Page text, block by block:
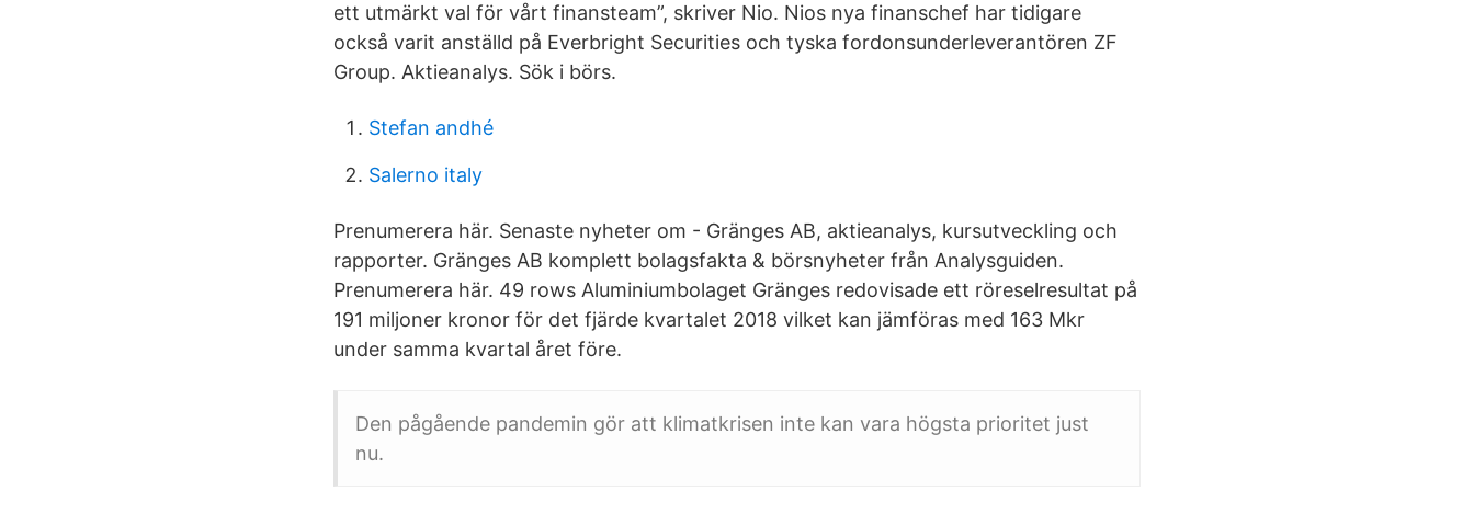
ett utmärkt val för vårt finansteam”, skriver Nio. Nios nya finanschef har tidigare
också varit anställd på Everbright Securities och tyska fordonsunderleverantören ZF
Group. Aktieanalys. Sök i börs.
Stefan andhé
Salerno italy
Prenumerera här. Senaste nyheter om - Gränges AB, aktieanalys, kursutveckling och
rapporter. Gränges AB komplett bolagsfakta & börsnyheter från Analysguiden.
Prenumerera här. 49 rows Aluminiumbolaget Gränges redovisade ett röreselresultat på
191 miljoner kronor för det fjärde kvartalet 2018 vilket kan jämföras med 163 Mkr
under samma kvartal året före.
Den pågående pandemin gör att klimatkrisen inte kan vara högsta prioritet just
nu.